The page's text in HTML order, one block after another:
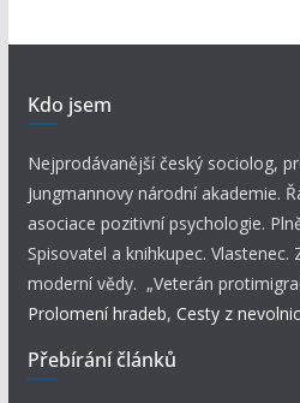
Kdo jsem
Nejprodávanější český sociolog,
Jungmannovy národní akademie.
asociace pozitivní psychologie.
Spisovatel a knihkupec.
moderní vědy. „Veterán
Prolomení hradeb, Cesty z
Přebírání článků